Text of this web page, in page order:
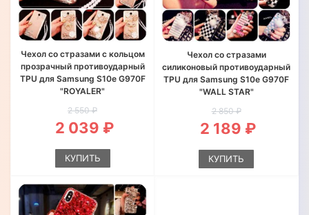
Чехол со стразами с кольцом
прозрачный противоударный
TPU для Samsung S10e G970F
"ROYALER"
2 550 ₽
2 039 ₽
КУПИТЬ
Чехол со стразами
силиконовый противоударный
TPU для Samsung S10e G970F
"WALL STAR"
2 850 ₽
2 189 ₽
КУПИТЬ